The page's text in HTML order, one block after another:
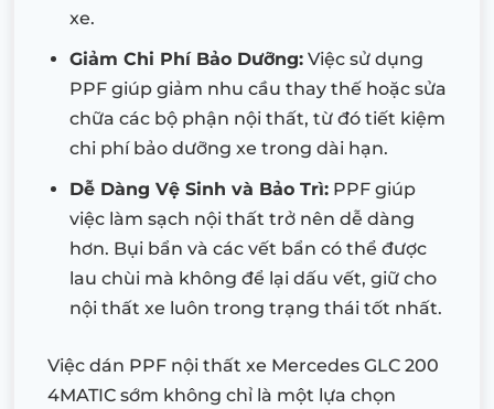
xe.
Giảm Chi Phí Bảo Dưỡng: Việc sử dụng
PPF giúp giảm nhu cầu thay thế hoặc sửa
chữa các bộ phận nội thất, từ đó tiết kiệm
chi phí bảo dưỡng xe trong dài hạn.
Dễ Dàng Vệ Sinh và Bảo Trì: PPF giúp
việc làm sạch nội thất trở nên dễ dàng
hơn. Bụi bẩn và các vết bẩn có thể được
lau chùi mà không để lại dấu vết, giữ cho
nội thất xe luôn trong trạng thái tốt nhất.
Việc dán PPF nội thất xe Mercedes GLC 200
4MATIC sớm không chỉ là một lựa chọn